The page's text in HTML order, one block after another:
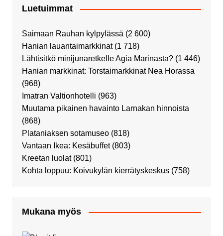
Luetuimmat
Saimaan Rauhan kylpylässä (2 600)
Hanian lauantaimarkkinat (1 718)
Lähtisitkö minijunaretkelle Agia Marinasta? (1 446)
Hanian markkinat: Torstaimarkkinat Nea Horassa
(968)
Imatran Valtionhotelli (963)
Muutama pikainen havainto Larnakan hinnoista
(868)
Plataniaksen sotamuseo (818)
Vantaan Ikea: Kesäbuffet (803)
Kreetan luolat (801)
Kohta loppuu: Koivukylän kierrätyskeskus (758)
Mukana myös